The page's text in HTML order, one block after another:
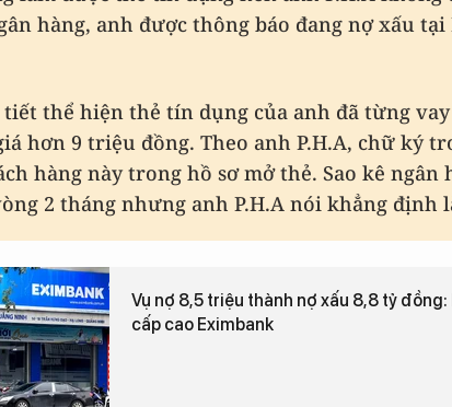
hàng, anh được thông báo đang nợ xấu
tiết thể hiện thẻ tín dụng của anh đã từng
hơn 9 triệu đồng. Theo anh P.H.A, chữ ký
hàng này trong hồ sơ mở thẻ. Sao kê ngân
2 tháng nhưng anh P.H.A nói khẳng định
Vụ nợ 8,5 triệu thành nợ xấu 8,8 tỷ
cấp cao Eximbank